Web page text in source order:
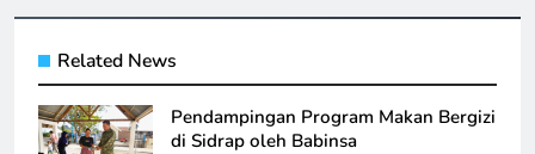
Related News
Pendampingan Program Makan Bergizi
di Sidrap oleh Babinsa